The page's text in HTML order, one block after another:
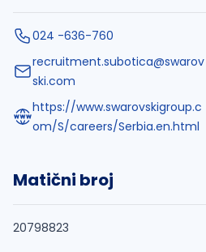
024 -636-760
recruitment.subotica@swarov
ski.com
https://www.swarovskigroup.c
om/S/careers/Serbia.en.html
Matični broj
20798823